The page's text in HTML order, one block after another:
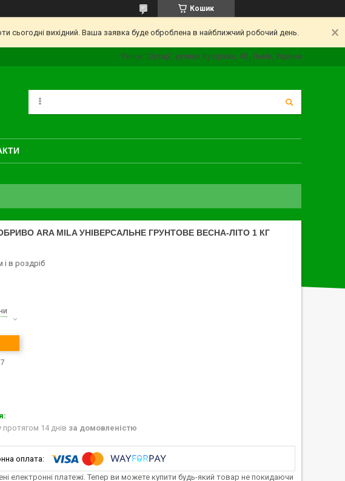
Кошик
сьогодні вихідний. Ваша заявка буде оброблена в найближчий робочий день.
Ринок "Шувар", вулиця Хуторівка, 4б., Львів, Україна
ARA MILA УНІВЕРСАЛЬНЕ ГРУНТОВЕ ВЕСНА-ЛІТО 1 КГ
і в роздріб
14 днів за домовленістю
електронні платежі. Тепер ви можете купити будь-який товар не покидаючи